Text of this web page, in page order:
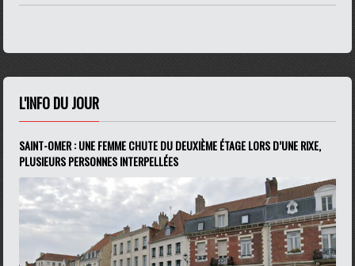
L'INFO DU JOUR
SAINT-OMER : UNE FEMME CHUTE DU DEUXIÈME ÉTAGE LORS D’UNE RIXE,
PLUSIEURS PERSONNES INTERPELLÉES